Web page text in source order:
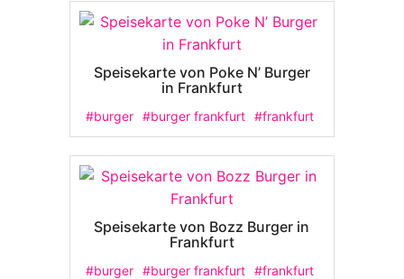
Speisekarte von Poke N’ Burger
in Frankfurt
#burger #burger frankfurt #frankfurt
Speisekarte von Bozz Burger in
Frankfurt
#burger #burger frankfurt #frankfurt